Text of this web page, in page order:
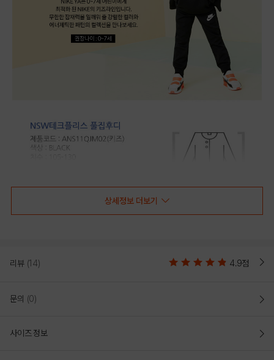
상세정보 더보기
리뷰 (14) 4.9점
문의 (0)
사이즈 정보